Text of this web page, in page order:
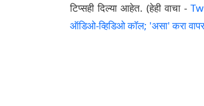
टिप्सही दिल्या आहेत. (हेही वाचा -
ऑडिओ-व्हिडिओ कॉल; 'असा' करा वापर